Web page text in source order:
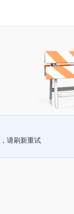
请刷新重试